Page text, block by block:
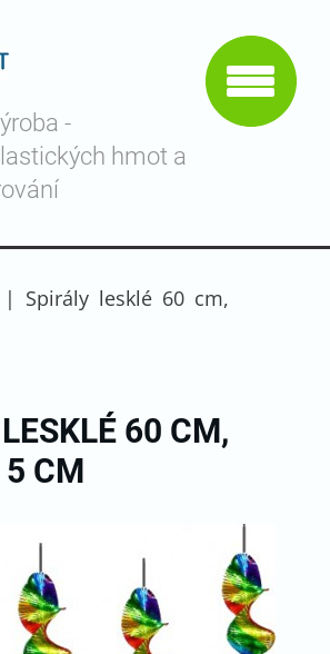
-
hmot a
| Spirály lesklé 60 cm,
60 CM,
5 CM